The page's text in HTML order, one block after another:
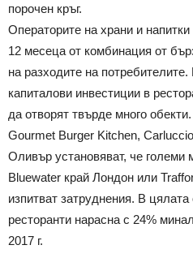
порочен кръг.
Операторите на храни и
12 месеца от комбинация от
на разходите на
капиталови инвестиции в
да отворят твърде много
Gourmet Burger Kitchen,
Оливър установяват, че големи
Bluewater край Лондон или
изпитват затруднения. В
ресторанти нарасна с 24%
2017 г.